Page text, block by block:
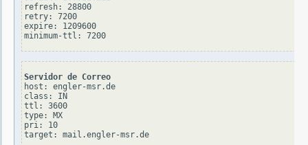
refresh: 28800
retry: 7200
expire: 1209600
Servidor de Correo
host: engler-msr.de
class: IN
ttl: 3600
type: MX
pri: 10